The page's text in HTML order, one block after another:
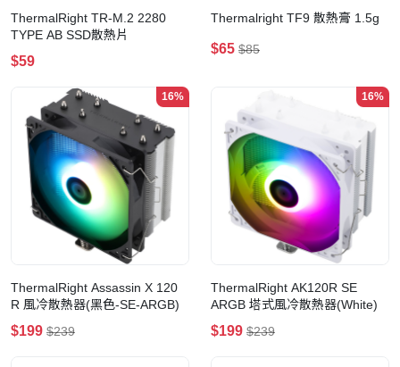
ThermalRight TR-M.2 2280
TYPE AB SSD散熱片
$59
Thermalright TF9 散熱膏 1.5g
$65 $85
16%
ThermalRight Assassin X 120
R 風冷散熱器(黑色-SE-ARGB)
$199 $239
16%
ThermalRight AK120R SE
ARGB 塔式風冷散熱器(White)
$199 $239